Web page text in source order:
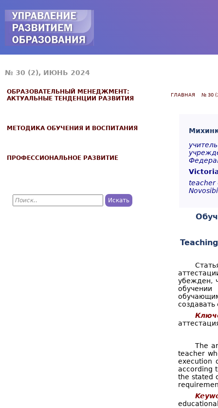
№ 30 (2), ИЮНЬ 2024
ГЛАВНАЯ № 30
teacher
убежден,
The
teacher
execution
according
the stated
ОБРАЗОВАТЕЛЬНЫЙ МЕНЕДЖМЕНТ:
АКТУАЛЬНЫЕ ТЕНДЕНЦИИ РАЗВИТИЯ
МЕТОДИКА ОБУЧЕНИЯ И ВОСПИТАНИЯ
ПРОФЕССИОНАЛЬНОЕ РАЗВИТИЕ
П
о